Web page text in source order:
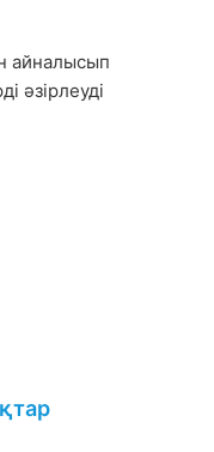
айналысып
әзірлеуді